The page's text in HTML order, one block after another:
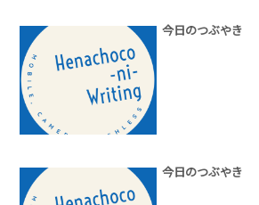
今日のつぶやき
今日のつぶやき